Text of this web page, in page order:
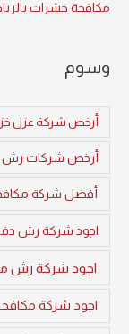
مكافحة حشرات بالرياض _
وسوم
أرخص شركة عزل
أرخص شركات رش
أفضل شركة
اجود شركة رش
اجود شركة رش
اجود شركة